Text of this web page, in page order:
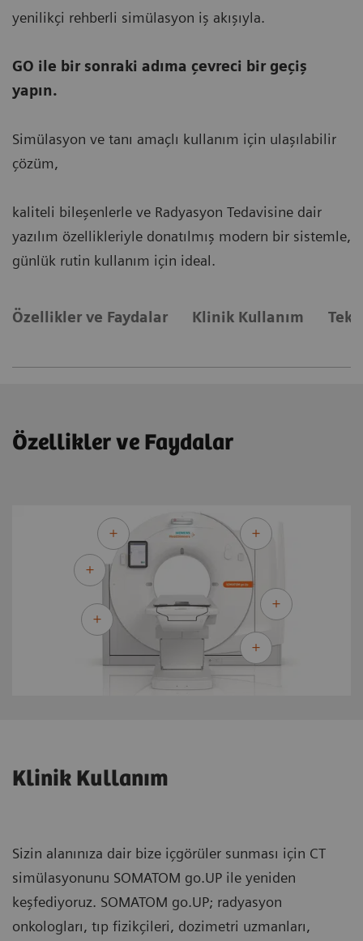
yenilikçi rehberli simülasyon iş akışıyla.
GO ile bir sonraki adıma çevreci bir geçiş
yapın.
Simülasyon ve tanı amaçlı kullanım için ulaşılabilir
çözüm,
kaliteli bileşenlerle ve Radyasyon Tedavisine dair
yazılım özellikleriyle donatılmış modern bir sistemle,
günlük rutin kullanım için ideal.
Özellikler ve Faydalar Klinik Kullanım
Özellikler ve Faydalar
Klinik Kullanım
Sizin alanınıza dair bize içgörüler sunması için CT
simülasyonunu SOMATOM go.UP ile yeniden
keşfediyoruz. SOMATOM go.UP; radyasyon
onkologları, tıp fizikçileri, dozimetri uzmanları,